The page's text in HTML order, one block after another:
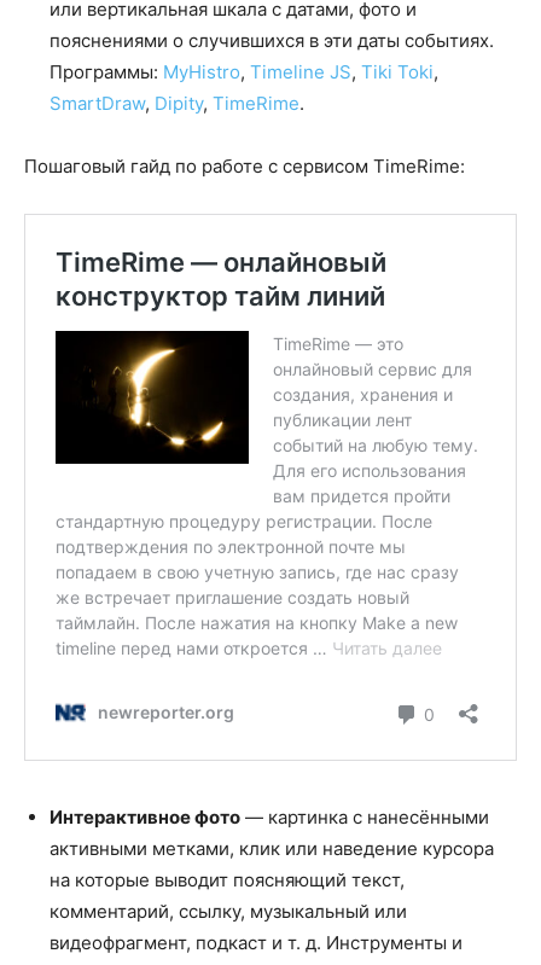
или вертикальная шкала с датами, фото и
пояснениями о случившихся в эти даты событиях.
Программы: MyHistro, Timeline JS, Tiki Toki,
SmartDraw, Dipity, TimeRime.
Пошаговый гайд по работе с сервисом TimeRime:
Интерактивное фото — картинка с нанесёнными
активными метками, клик или наведение курсора
на которые выводит поясняющий текст,
комментарий, ссылку, музыкальный или
видеофрагмент, подкаст и т. д. Инструменты и